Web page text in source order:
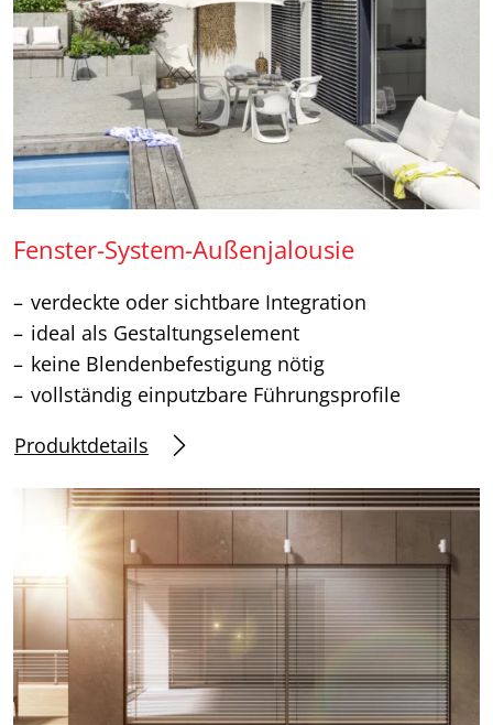
Fenster-System-Außenjalousie
verdeckte oder sichtbare Integration
ideal als Gestaltungselement
keine Blendenbefestigung nötig
vollständig einputzbare Führungsprofile
Produktdetails